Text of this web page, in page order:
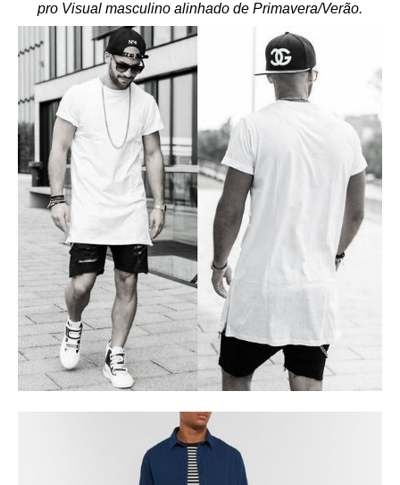
pro Visual masculino alinhado de Primavera/Verão.